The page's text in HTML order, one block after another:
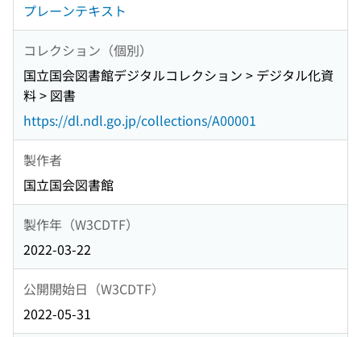
プレーンテキスト
コレクション（個別）
国立国会図書館デジタルコレクション > デジタル化資
料 > 図書
https://dl.ndl.go.jp/collections/A00001
製作者
国立国会図書館
製作年（W3CDTF）
2022-03-22
公開開始日（W3CDTF）
2022-05-31